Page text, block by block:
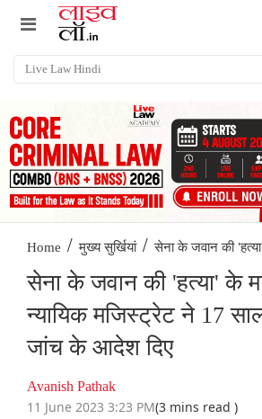
Home / मुख्य सुर्खियां / सेना के जवान की
सेना के जवान की 'हत्या' के
न्यायिक मजिस्ट्रेट ने 17
जांच के आदेश दिए
Avanish Pathak
11 June 2023 3:23 PM(3 mins read )